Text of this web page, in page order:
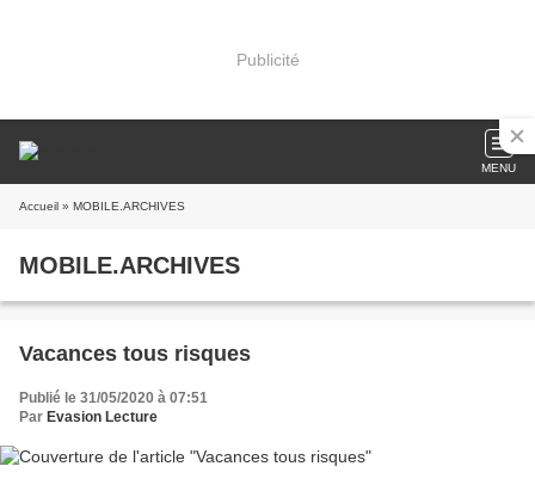
Publicité
MENU
Accueil » MOBILE.ARCHIVES
MOBILE.ARCHIVES
Vacances tous risques
Publié le 31/05/2020 à 07:51
Par Evasion Lecture